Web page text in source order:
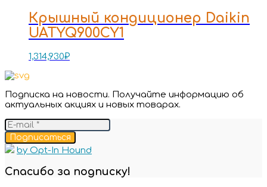
Крышный кондиционер Daikin
UATYQ900CY1
1,314,930₽
Подписка на новости. Получайте информацию об
актуальных акциях и новых товарах.
Подписаться
by Opt-In Hound
Спасибо за подписку!